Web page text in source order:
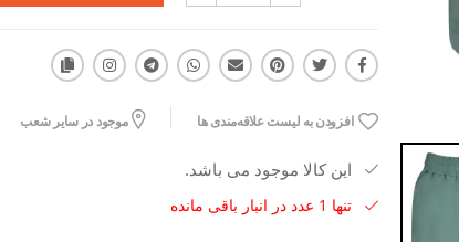
افزودن به لیست علاقه‌مندی ها موجود در سایر شعب
این کالا موجود می باشد.
تنها 1 عدد در انبار باقی مانده